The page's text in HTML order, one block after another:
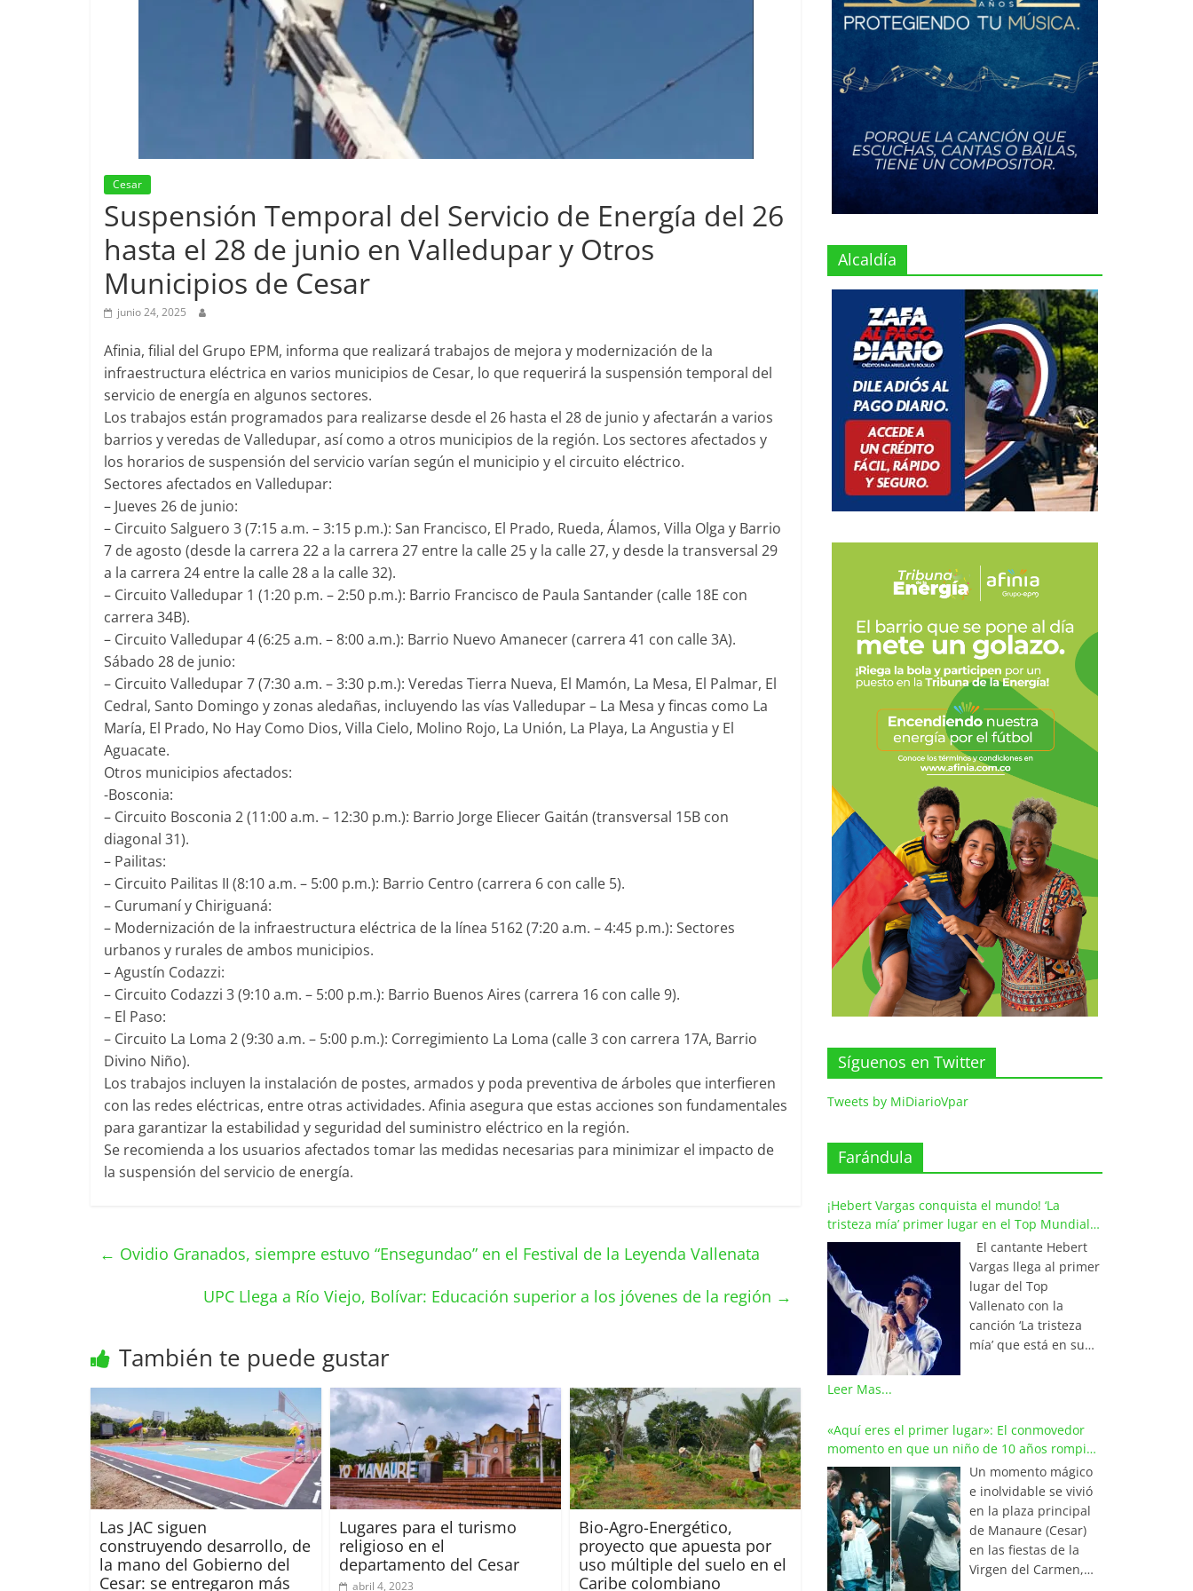
Cesar
Suspensión Temporal del Servicio de Energía del 26
hasta el 28 de junio en Valledupar y Otros
Municipios de Cesar
junio 24, 2025
Afinia, filial del Grupo EPM, informa que realizará trabajos de mejora y modernización de la
infraestructura eléctrica en varios municipios de Cesar, lo que requerirá la suspensión temporal del
servicio de energía en algunos sectores.
Los trabajos están programados para realizarse desde el 26 hasta el 28 de junio y afectarán a varios
barrios y veredas de Valledupar, así como a otros municipios de la región. Los sectores afectados y
los horarios de suspensión del servicio varían según el municipio y el circuito eléctrico.
Sectores afectados en Valledupar:
– Jueves 26 de junio:
– Circuito Salguero 3 (7:15 a.m. – 3:15 p.m.): San Francisco, El Prado, Rueda, Álamos, Villa Olga y Barrio
7 de agosto (desde la carrera 22 a la carrera 27 entre la calle 25 y la calle 27, y desde la transversal 29
a la carrera 24 entre la calle 28 a la calle 32).
– Circuito Valledupar 1 (1:20 p.m. – 2:50 p.m.): Barrio Francisco de Paula Santander (calle 18E con
carrera 34B).
– Circuito Valledupar 4 (6:25 a.m. – 8:00 a.m.): Barrio Nuevo Amanecer (carrera 41 con calle 3A).
Sábado 28 de junio:
– Circuito Valledupar 7 (7:30 a.m. – 3:30 p.m.): Veredas Tierra Nueva, El Mamón, La Mesa, El Palmar, El
Cedral, Santo Domingo y zonas aledañas, incluyendo las vías Valledupar – La Mesa y fincas como La
María, El Prado, No Hay Como Dios, Villa Cielo, Molino Rojo, La Unión, La Playa, La Angustia y El
Aguacate.
Otros municipios afectados:
-Bosconia:
– Circuito Bosconia 2 (11:00 a.m. – 12:30 p.m.): Barrio Jorge Eliecer Gaitán (transversal 15B con
diagonal 31).
– Pailitas:
– Circuito Pailitas II (8:10 a.m. – 5:00 p.m.): Barrio Centro (carrera 6 con calle 5).
– Curumaní y Chiriguaná:
– Modernización de la infraestructura eléctrica de la línea 5162 (7:20 a.m. – 4:45 p.m.): Sectores
urbanos y rurales de ambos municipios.
– Agustín Codazzi:
– Circuito Codazzi 3 (9:10 a.m. – 5:00 p.m.): Barrio Buenos Aires (carrera 16 con calle 9).
– El Paso:
– Circuito La Loma 2 (9:30 a.m. – 5:00 p.m.): Corregimiento La Loma (calle 3 con carrera 17A, Barrio
Divino Niño).
Los trabajos incluyen la instalación de postes, armados y poda preventiva de árboles que interfieren
con las redes eléctricas, entre otras actividades. Afinia asegura que estas acciones son fundamentales
para garantizar la estabilidad y seguridad del suministro eléctrico en la región.
Se recomienda a los usuarios afectados tomar las medidas necesarias para minimizar el impacto de
la suspensión del servicio de energía.
← Ovidio Granados, siempre estuvo “Ensegundao” en el Festival de la Leyenda Vallenata
UPC Llega a Río Viejo, Bolívar: Educación superior a los jóvenes de la región →
También te puede gustar
Las JAC siguen
construyendo desarrollo, de
la mano del Gobierno del
Cesar: se entregaron más
Lugares para el turismo
religioso en el
departamento del Cesar
abril 4, 2023
Bio-Agro-Energético,
proyecto que apuesta por
uso múltiple del suelo en el
Caribe colombiano
Alcaldía
Síguenos en Twitter
Tweets by MiDiarioVpar
Farándula
¡Hebert Vargas conquista el mundo! ‘La
tristeza mía’ primer lugar en el Top Mundial
del Vallenato
El cantante Hebert
Vargas llega al primer
lugar del Top
Vallenato con la
canción ‘La tristeza
mía’ que está en su
de los listados
musicales en
Colombia y países de
América y Europa.
Esta emotiva
composición del
maestro Wilfran
Castillo se posicionó
en el primer lugar de
Leer Mas...
«Aquí eres el primer lugar»: El conmovedor
momento en que un niño de 10 años rompió
en llanto al cantar con Iván Villazón
Un momento mágico
e inolvidable se vivió
en la plaza principal
de Manaure (Cesar)
en las fiestas de la
Virgen del Carmen,